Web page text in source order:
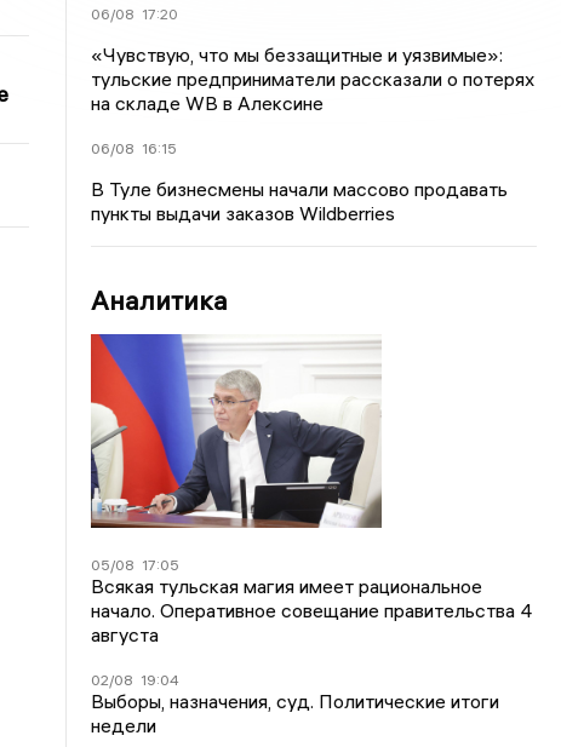
06/08 17:20
«Чувствую, что мы беззащитные и уязвимые»:
тульские предприниматели рассказали о потерях
на складе WB в Алексине
06/08 16:15
В Туле бизнесмены начали массово продавать
пункты выдачи заказов Wildberries
Аналитика
05/08 17:05
Всякая тульская магия имеет рациональное
начало. Оперативное совещание правительства 4
августа
02/08 19:04
Выборы, назначения, суд. Политические итоги
недели